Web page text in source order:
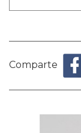
Comparte